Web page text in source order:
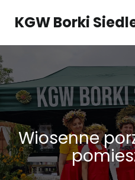
KGW Borki
Wiosenne